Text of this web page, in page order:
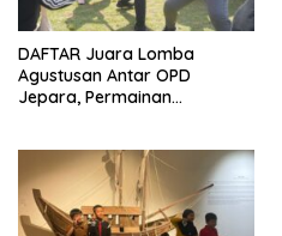
DAFTAR Juara Lomba
Agustusan Antar OPD
Jepara, Permainan